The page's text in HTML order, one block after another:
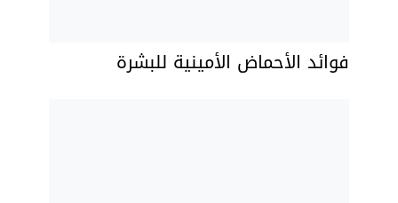
فوائد الأحماض الأمينية للبشرة